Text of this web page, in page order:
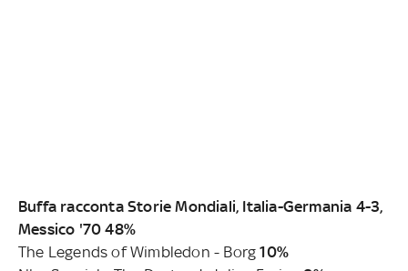
Buffa racconta Storie Mondiali, Italia-Germania 4-3,
Messico '70 48%
The Legends of Wimbledon - Borg10%